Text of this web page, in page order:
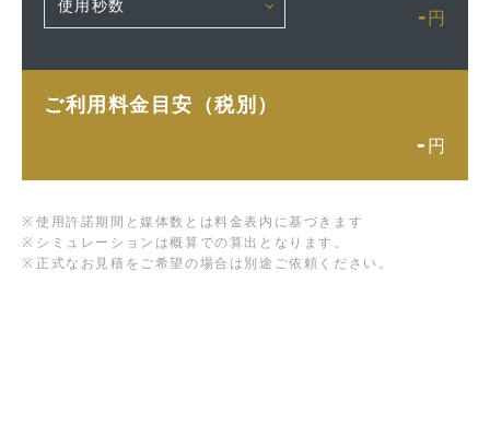
- 円
ご利用料金目安（税別）
- 円
※ 使用許諾期間と媒体数とは料金表内に基づきます
※ シミュレーションは概算での算出となります。
※ 正式なお見積をご希望の場合は別途ご依頼ください。